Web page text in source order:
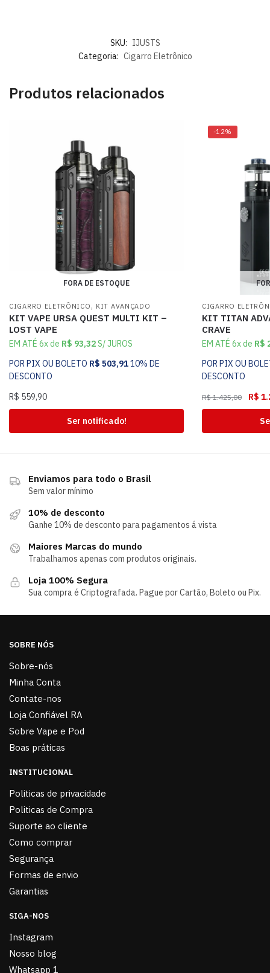
SKU: IJUSTS
Categoria: Cigarro Eletrônico
Produtos relacionados
FORA DE ESTOQUE
CIGARRO ELETRÔNICO , KIT AVANÇADO
KIT VAPE URSA QUEST MULTI KIT –
LOST VAPE
EM ATÉ 6x de R$ 93,32S/ JUROS
POR PIX OU BOLETO R$ 503,9110% DE
DESCONTO
R$ 559,90
Ser notificado!
-12%
CIGARRO
KIT TITAN
CRAVE
EM ATÉ 6x de R$
POR PIX OU
DESCONTO
R$1.425,00 R$
Enviamos para todo o Brasil
Sem valor mínimo
10% de desconto
Ganhe 10% de desconto para pagamentos á vista
Maiores Marcas do mundo
Trabalhamos apenas com produtos originais.
Loja 100% Segura
Sua compra é Criptografada. Pague por Cartão, Boleto ou Pix.
SOBRE NÓS
Sobre-nós
Minha Conta
Contate-nos
Loja Confiável RA
Sobre Vape e Pod
Boas práticas
INSTITUCIONAL
Politicas de privacidade
Politicas de Compra
Suporte ao cliente
Como comprar
Segurança
Formas de envio
Garantias
SIGA-NOS
Instagram
Nosso blog
Whatsapp 1